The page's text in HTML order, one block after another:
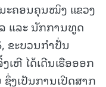
ະຄອນຄຸນໝິງ ແຂວງ
ແລະ ນັກການທູດ
ຂະບວນກຳປັ່ນ
ຫີ ໄດ້ເດີນເຮືອອອກ
ຊຶ່ງເປັນການເປີດສາກ